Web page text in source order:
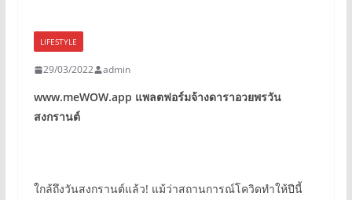
LIFESTYLE
29/03/2022 admin
www.meWOW.app แพลตฟอร์มจ้างดาราอวยพรวัน
สงกรานต์
ใกล้ถึงวันสงกรานต์แล้ว! แม้ว่าสถานการณ์โควิดทำให้ปีนี้